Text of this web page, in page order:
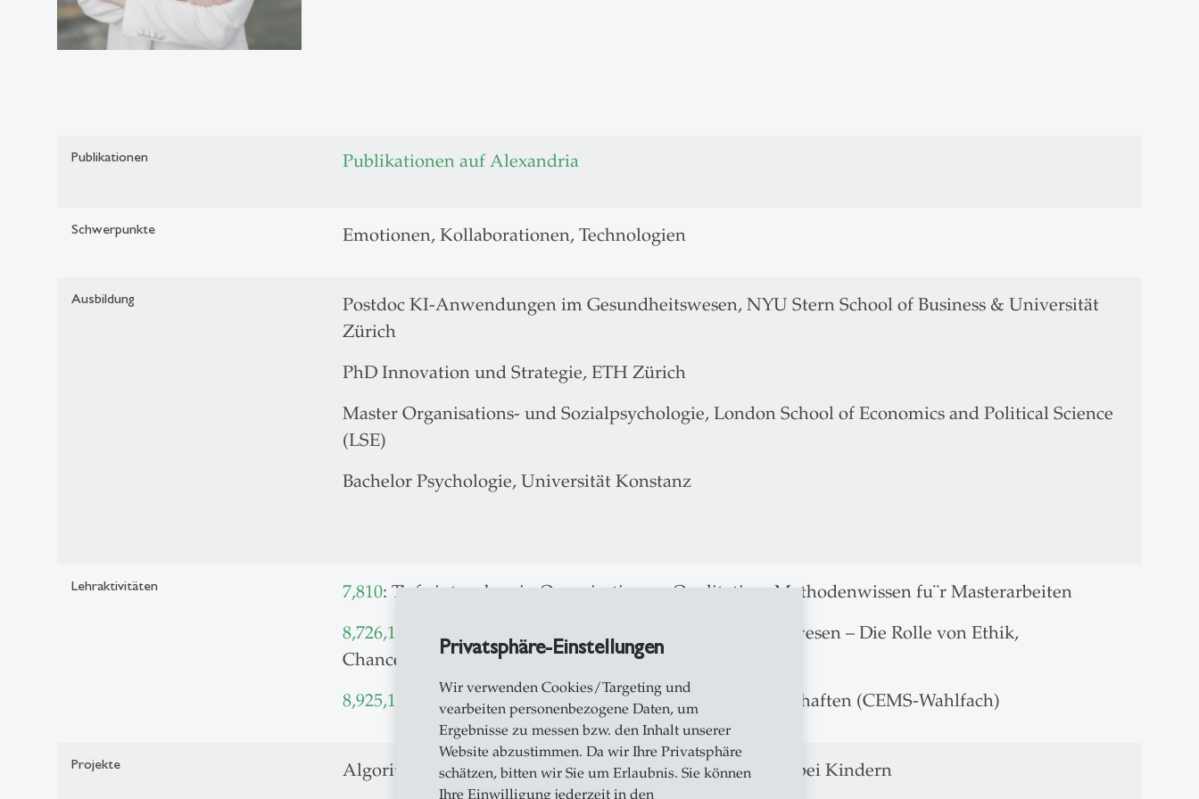
Privatsphäre-Einstellungen
Wir verwenden Cookies/Targeting und
vearbeiten personenbezogene Daten, um
Ergebnisse zu messen bzw. den Inhalt unserer
Website abzustimmen. Da wir Ihre Privatsphäre
schätzen, bitten wir Sie um Erlaubnis. Sie können
Ihre Einwilligung jederzeit in den
Publikationen Publikationen auf Alexandria
Schwerpunkte Emotionen, Kollaborationen, Technologien
Ausbildung
Postdoc KI-Anwendungen im Gesundheitswesen, NYU Stern School of Business & Universität
Zürich
PhD Innovation und Strategie, ETH Zürich
Master Organisations- und Sozialpsychologie, London School of Economics and Political Science
(LSE)
Bachelor Psychologie, Universität Konstanz
Lehraktivitäten 7,810: Tief eintauchen in Organisationen: Qualitatives Methodenwissen fu¨r Masterarbeiten
8,726,1.00
: Technologien: Einsatz von KI im Gesundheitswesen – Die Rolle von Ethik,
Chancengleichheit und Emotionen
8,925,1.00
: Künstliche Intelligenz und Verhaltenswissenschaften (CEMS-Wahlfach)
Projekte
Algorithmische Technologien zur Vorhersage von Sepsis bei Kindern